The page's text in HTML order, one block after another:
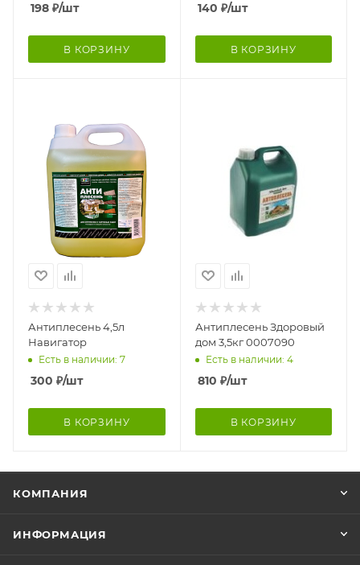
198 ₽/шт
В КОРЗИНУ
140 ₽/шт
В КОРЗИНУ
Антиплесень 4,5л
Навигатор
Есть в наличии: 7
300 ₽/шт
В КОРЗИНУ
Антиплесень Здоровый
дом 3,5кг 0007090
Есть в наличии: 4
810 ₽/шт
В КОРЗИНУ
КОМПАНИЯ
ИНФОРМАЦИЯ